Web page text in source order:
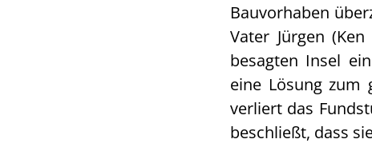
Bauvorhaben
Vater Jürgen
besagten Insel
eine Lösung zum
verliert das
beschließt, dass